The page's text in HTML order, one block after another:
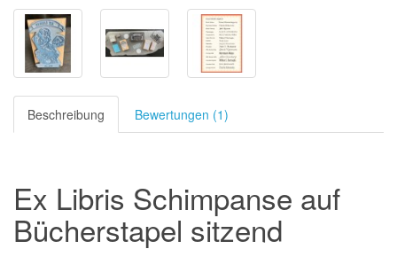
Beschreibung Bewertungen (1)
Ex Libris Schimpanse auf
Bücherstapel sitzend